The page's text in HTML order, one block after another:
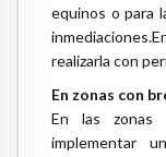
equinos o para
realizarla con
En zonas con
En las zonas
implementar